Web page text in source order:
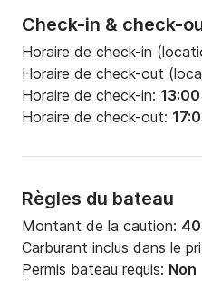
Check-in & check-
Horaire de check-in
Horaire de check-out
Horaire de check-in: 13:00
Horaire de check-out:
Règles du bateau
Montant de la caution:
Carburant inclus dans le
Permis bateau requis: Non